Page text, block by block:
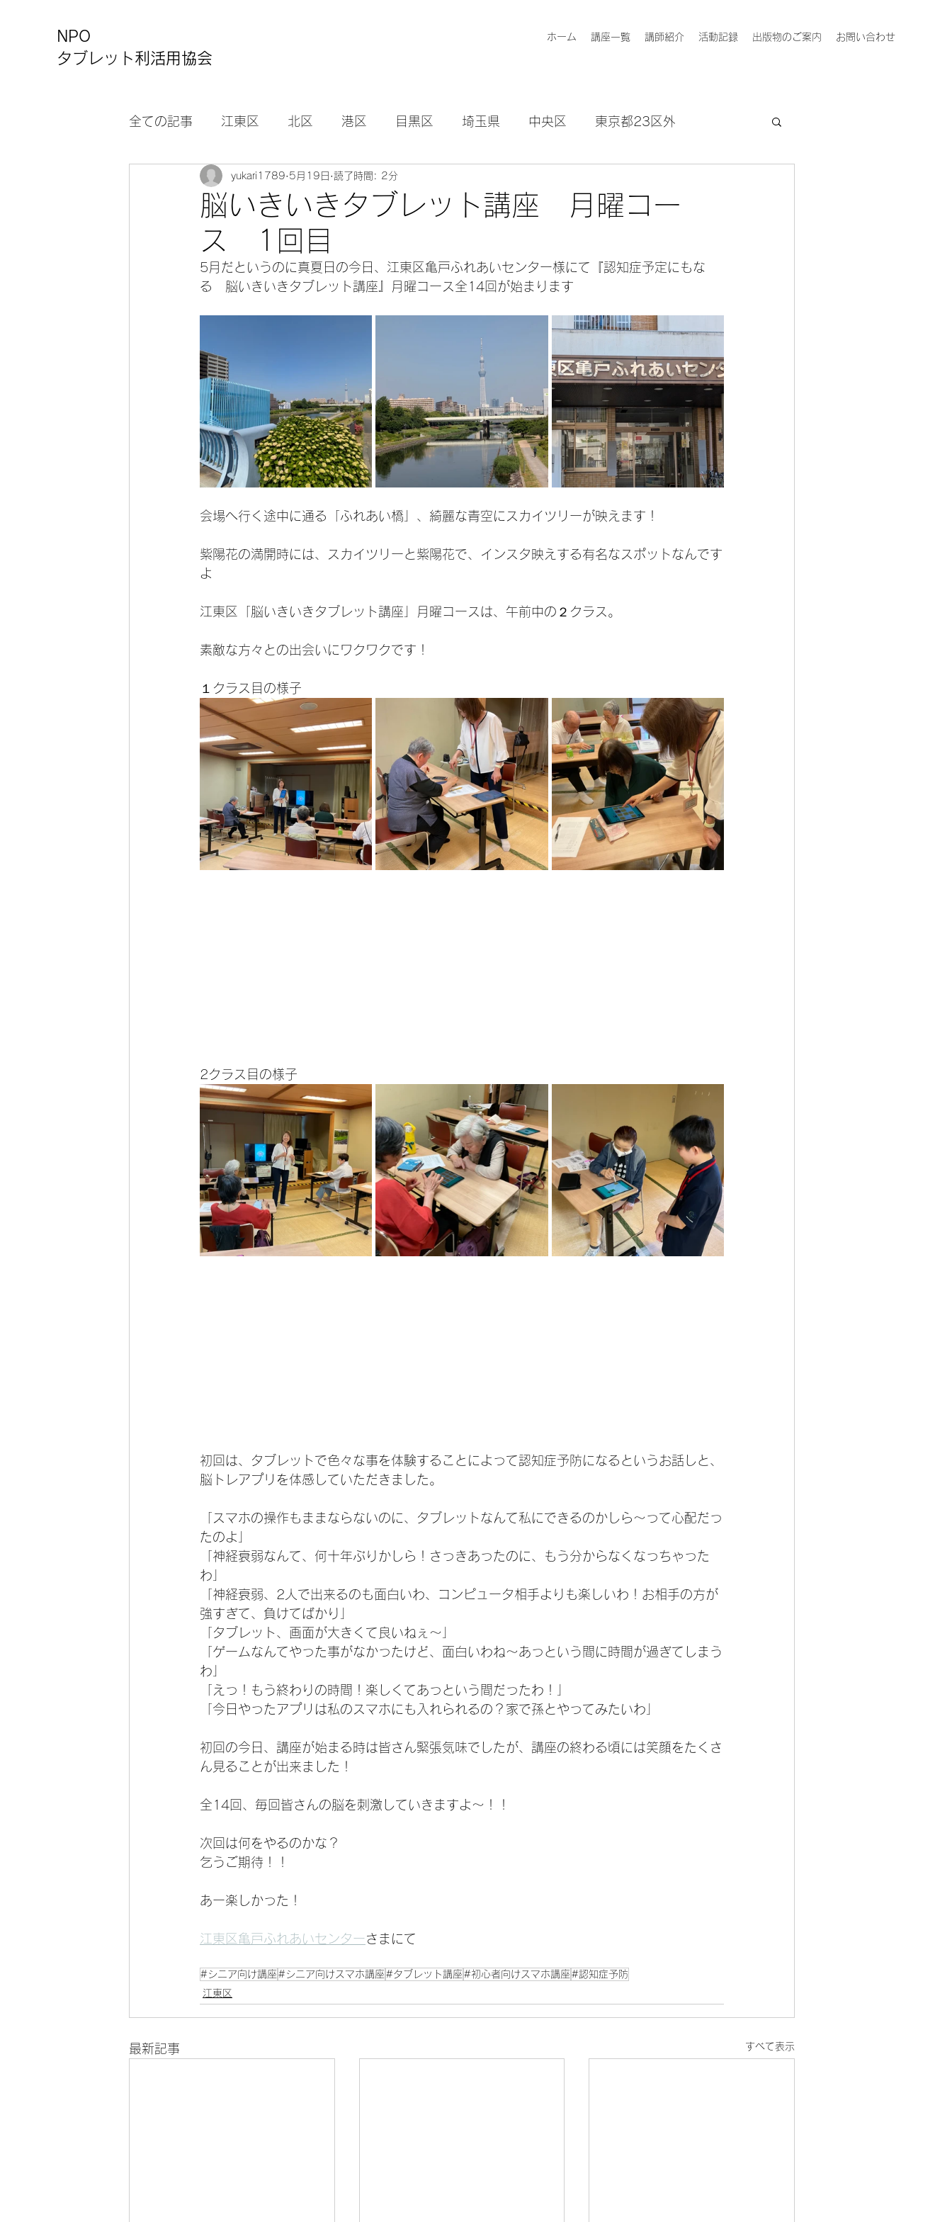
NPO
タブレット利活用協会
ホーム 講座一覧 講師紹介 活動記録 出版物のご案内 お問い合わせ
全ての記事 江東区 北区 港区 目黒区 埼玉県 中央区 東京都23区外
カルチャーセンター お知らせ
脳いきいきタブレット講座 月曜コー
ス 1回目
yukari1789 5月19日 読了時間: 2分
5月だというのに真夏日の今日、江東区亀戸ふれあいセンター様にて『認知症予定にもな
る　脳いきいきタブレット講座』月曜コース全14回が始まります
会場へ行く途中に通る「ふれあい橋」、綺麗な青空にスカイツリーが映えます！
紫陽花の満開時には、スカイツリーと紫陽花で、インスタ映えする有名なスポットなんです
よ
江東区「脳いきいきタブレット講座」月曜コースは、午前中の２クラス。
素敵な方々との出会いにワクワクです！
１クラス目の様子
2クラス目の様子
初回は、タブレットで色々な事を体験することによって認知症予防になるというお話しと、
脳トレアプリを体感していただきました。
「スマホの操作もままならないのに、タブレットなんて私にできるのかしら〜って心配だっ
たのよ」
「神経衰弱なんて、何十年ぶりかしら！さっきあったのに、もう分からなくなっちゃった
わ」
「神経衰弱、2人で出来るのも面白いわ、コンピュータ相手よりも楽しいわ！お相手の方が
強すぎて、負けてばかり」
「タブレット、画面が大きくて良いねぇ〜」
「ゲームなんてやった事がなかったけど、面白いわね〜あっという間に時間が過ぎてしまう
わ」
「えっ！もう終わりの時間！楽しくてあっという間だったわ！」
「今日やったアプリは私のスマホにも入れられるの？家で孫とやってみたいわ」
初回の今日、講座が始まる時は皆さん緊張気味でしたが、講座の終わる頃には笑顔をたくさ
ん見ることが出来ました！
全14回、毎回皆さんの脳を刺激していきますよ〜！！
次回は何をやるのかな？
乞うご期待！！
あー楽しかった！
江東区亀戸ふれあいセンターさまにて
#シニア向け講座 #シニア向けスマホ講座 #タブレット講座 #初心者向けスマホ講座 #認知症予防
江東区
最新記事 すべて表示